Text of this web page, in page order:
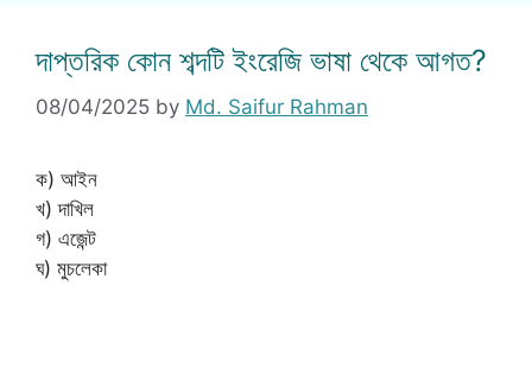
দাপ্তরিক কোন শব্দটি ইংরেজি ভাষা থেকে আগত?
08/04/2025 by Md. Saifur Rahman
ক) আইন
খ) দাখিল
গ) এজেন্ট
ঘ) মুচলেকা